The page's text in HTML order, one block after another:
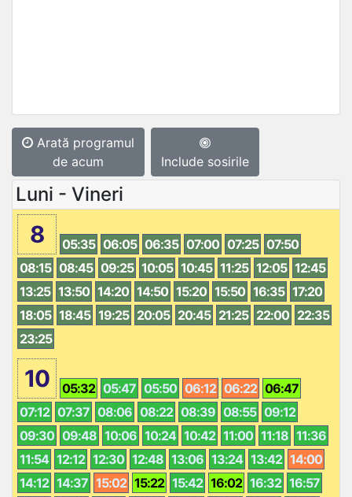
Arată programul
de acum
Include sosirile
Luni - Vineri
8 05:35 06:05 06:35 07:00 07:25 07:50
08:15 08:45 09:25 10:05 10:45 11:25 12:05 12:45
13:25 13:50 14:20 14:50 15:20 15:50 16:35 17:20
18:05 18:45 19:25 20:05 20:45 21:25 22:00 22:35
23:25
10 05:32 05:47 05:50 06:12 06:22 06:47
07:12 07:37 08:06 08:22 08:39 08:55 09:12
09:30 09:48 10:06 10:24 10:42 11:00 11:18 11:36
11:54 12:12 12:30 12:48 13:06 13:24 13:42 14:00
14:12 14:37 15:02 15:22 15:42 16:02 16:32 16:57